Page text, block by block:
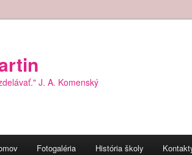
J. A. Komenský
Fotogaléria História školy